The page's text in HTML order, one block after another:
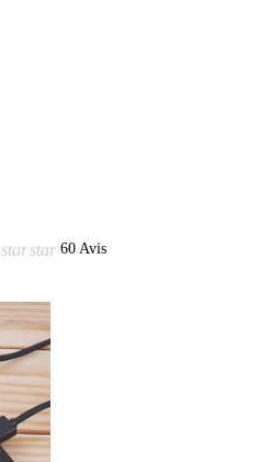
starstar 60 Avis